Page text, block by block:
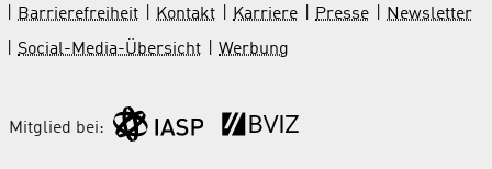
Barrierefreiheit
Kontakt Karriere Presse
Newsletter
Social-Media-Übersicht
Werbung
Mitglied bei: